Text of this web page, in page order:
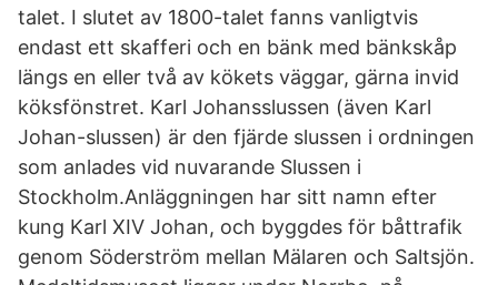
talet. I slutet av 1800-talet fanns vanligtvis
endast ett skafferi och en bänk med bänkskåp
längs en eller två av kökets väggar, gärna invid
köksfönstret. Karl Johansslussen (även Karl
Johan-slussen) är den fjärde slussen i ordningen
som anlades vid nuvarande Slussen i
Stockholm.Anläggningen har sitt namn efter
kung Karl XIV Johan, och byggdes för båttrafik
genom Söderström mellan Mälaren och Saltsjön.